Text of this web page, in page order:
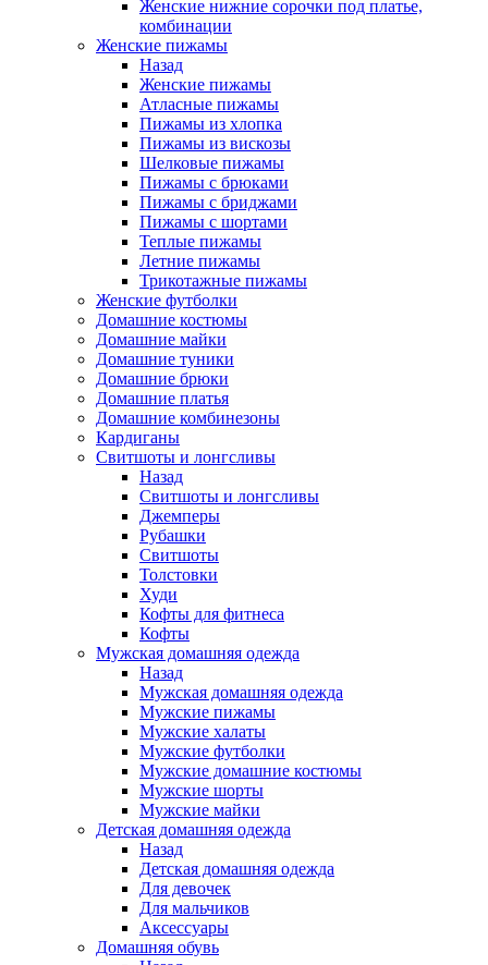
Женские нижние сорочки под платье,
комбинации
Женские пижамы
Назад
Женские пижамы
Атласные пижамы
Пижамы из хлопка
Пижамы из вискозы
Шелковые пижамы
Пижамы с брюками
Пижамы с бриджами
Пижамы с шортами
Теплые пижамы
Летние пижамы
Трикотажные пижамы
Женские футболки
Домашние костюмы
Домашние майки
Домашние туники
Домашние брюки
Домашние платья
Домашние комбинезоны
Кардиганы
Свитшоты и лонгсливы
Назад
Свитшоты и лонгсливы
Джемперы
Рубашки
Свитшоты
Толстовки
Худи
Кофты для фитнеса
Кофты
Мужская домашняя одежда
Назад
Мужская домашняя одежда
Мужские пижамы
Мужские халаты
Мужские футболки
Мужские домашние костюмы
Мужские шорты
Мужские майки
Детская домашняя одежда
Назад
Детская домашняя одежда
Для девочек
Для мальчиков
Аксессуары
Домашняя обувь